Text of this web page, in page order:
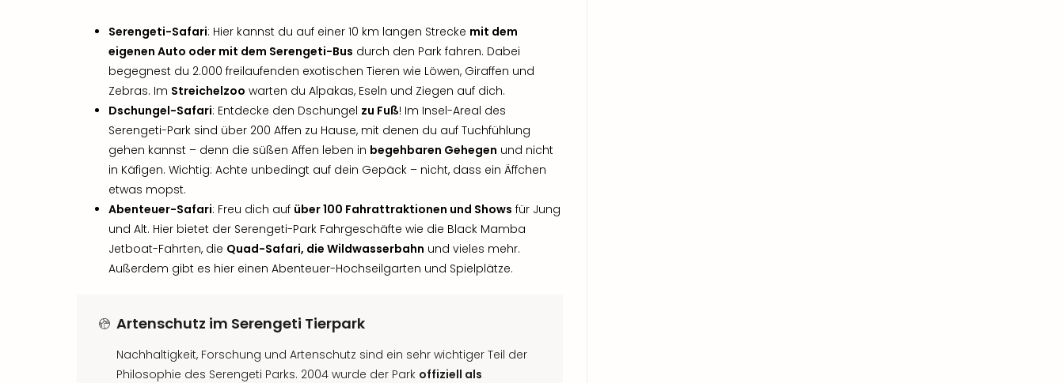
Serengeti-Safari: Hier kannst du auf einer 10 km langen Strecke mit dem
eigenen Auto oder mit dem Serengeti-Bus durch den Park fahren. Dabei
begegnest du 2.000 freilaufenden exotischen Tieren wie Löwen, Giraffen und
Zebras. Im Streichelzoo warten du Alpakas, Eseln und Ziegen auf dich.
Dschungel-Safari: Entdecke den Dschungel zu Fuß! Im Insel-Areal des
Serengeti-Park sind über 200 Affen zu Hause, mit denen du auf Tuchfühlung
gehen kannst – denn die süßen Affen leben in begehbaren Gehegen und nicht
in Käfigen. Wichtig: Achte unbedingt auf dein Gepäck – nicht, dass ein Äffchen
etwas mopst.
Abenteuer-Safari: Freu dich auf über 100 Fahrattraktionen und Shows für Jung
und Alt. Hier bietet der Serengeti-Park Fahrgeschäfte wie die Black Mamba
Jetboat-Fahrten, die Quad-Safari, die Wildwasserbahn und vieles mehr.
Außerdem gibt es hier einen Abenteuer-Hochseilgarten und Spielplätze.
Artenschutz im Serengeti Tierpark
Nachhaltigkeit, Forschung und Artenschutz sind ein sehr wichtiger Teil der
Philosophie des Serengeti Parks. 2004 wurde der Park offiziell als